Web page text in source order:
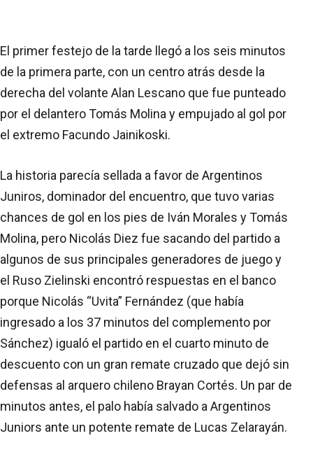
El primer festejo de la tarde llegó a los seis minutos
de la primera parte, con un centro atrás desde la
derecha del volante Alan Lescano que fue punteado
por el delantero Tomás Molina y empujado al gol por
el extremo Facundo Jainikoski.
La historia parecía sellada a favor de Argentinos
Juniros, dominador del encuentro, que tuvo varias
chances de gol en los pies de Iván Morales y Tomás
Molina, pero Nicolás Diez fue sacando del partido a
algunos de sus principales generadores de juego y
el Ruso Zielinski encontró respuestas en el banco
porque Nicolás “Uvita” Fernández (que había
ingresado a los 37 minutos del complemento por
Sánchez) igualó el partido en el cuarto minuto de
descuento con un gran remate cruzado que dejó sin
defensas al arquero chileno Brayan Cortés. Un par de
minutos antes, el palo había salvado a Argentinos
Juniors ante un potente remate de Lucas Zelarayán.